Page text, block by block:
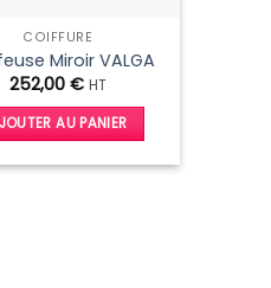
COIFFURE
Miroir VALGA
252,00 € HT
AU PANIER